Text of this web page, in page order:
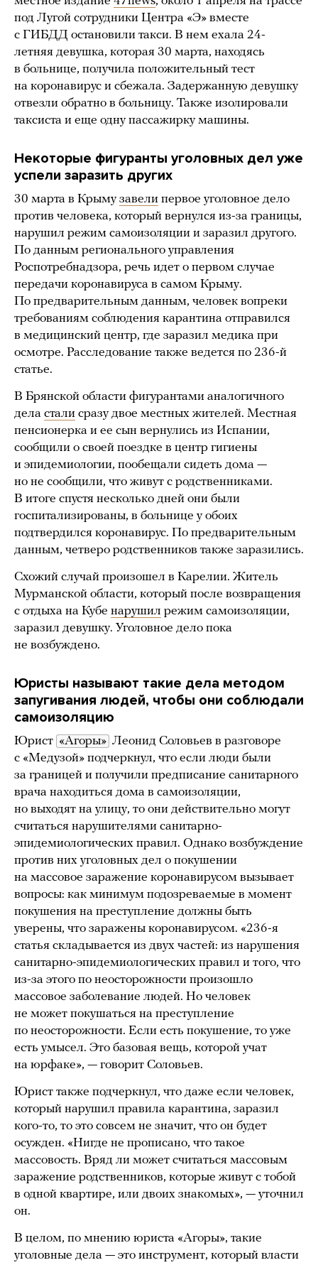
под Лугой сотрудники Центра «Э» вместе
с ГИБДД остановили такси. В нем ехала 24-
летняя девушка, которая 30 марта, находясь
в больнице, получила положительный тест
на коронавирус и сбежала. Задержанную девушку
отвезли обратно в больницу. Также изолировали
таксиста и еще одну пассажирку машины.
Некоторые фигуранты уголовных дел уже
успели заразить других
30 марта в Крымузавели первое уголовное дело
против человека, который вернулся из-за границы,
нарушил режим самоизоляции и заразил другого.
По данным регионального управления
Роспотребнадзора, речь идет о первом случае
передачи коронавируса в самом Крыму.
По предварительным данным, человек вопреки
требованиям соблюдения карантина отправился
в медицинский центр, где заразил медика при
осмотре. Расследование также ведется по 236-й
статье.
В Брянской области фигурантами аналогичного
дела стали сразу двое местных жителей. Местная
пенсионерка и ее сын вернулись из Испании,
сообщили о своей поездке в центр гигиены
и эпидемиологии, пообещали сидеть дома —
но не сообщили, что живут с родственниками.
В итоге спустя несколько дней они были
госпитализированы, в больнице у обоих
подтвердился коронавирус. По предварительным
данным, четверо родственников также заразились.
Схожий случай произошел в Карелии. Житель
Мурманской области, который после возвращения
с отдыха на Кубе нарушил режим самоизоляции,
заразил девушку. Уголовное дело пока
не возбуждено.
Юристы называют такие дела методом
запугивания людей, чтобы они соблюдали
самоизоляцию
Юрист «Агоры» Леонид Соловьев в разговоре
с «Медузой» подчеркнул, что если люди были
за границей и получили предписание санитарного
врача находиться дома в самоизоляции,
но выходят на улицу, то они действительно могут
считаться нарушителями санитарно-
эпидемиологических правил. Однако возбуждение
против них уголовных дел о покушении
на массовое заражение коронавирусом вызывает
вопросы: как минимум подозреваемые в момент
покушения на преступление должны быть
уверены, что заражены коронавирусом. «236-я
статья складывается из двух частей: из нарушения
санитарно-эпидемиологических правил и того, что
из-за этого по неосторожности произошло
массовое заболевание людей. Но человек
не может покушаться на преступление
по неосторожности. Если есть покушение, то уже
есть умысел. Это базовая вещь, которой учат
на юрфаке», — говорит Соловьев.
Юрист также подчеркнул, что даже если человек,
который нарушил правила карантина, заразил
кого-то, то это совсем не значит, что он будет
осужден. «Нигде не прописано, что такое
массовость. Вряд ли может считаться массовым
заражение родственников, которые живут с тобой
в одной квартире, или двоих знакомых», — уточнил
он.
В целом, по мнению юриста «Агоры», такие
уголовные дела — это инструмент, который власти